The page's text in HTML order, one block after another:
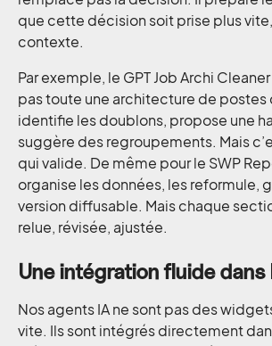
que cette décision soit prise plus
contexte.
Par exemple, le GPT Job Archi
pas toute une architecture de postes
identifie les doublons, propose une
suggère des regroupements. Mais
qui valide. De même pour le SWP
organise les données, les reformule,
version diffusable. Mais chaque
relue, révisée, ajustée.
Une intégration fluide
Nos agents IA ne sont pas des
vite. Ils sont intégrés directement